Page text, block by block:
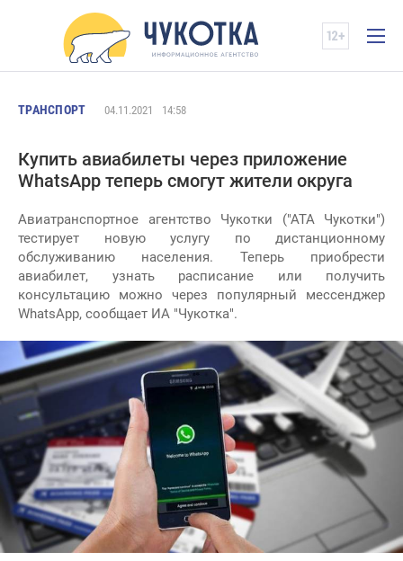
ТРАНСПОРТ 04.11.2021 14:58
Купить авиабилеты через приложение
WhatsApp теперь смогут жители округа
Авиатранспортное агентство Чукотки ("АТА Чукотки")
тестирует новую услугу по дистанционному
обслуживанию населения. Теперь приобрести
авиабилет, узнать расписание или получить
консультацию можно через популярный мессенджер
WhatsApp, сообщает ИА "Чукотка".